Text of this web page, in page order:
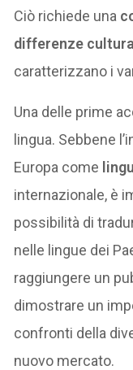
Ciò richiede una
differenze
caratterizzano i
Una delle prime
lingua. Sebbene
Europa come
internazionale, è
possibilità di
nelle lingue dei
raggiungere un
dimostrare un
confronti della
nuovo mercato.